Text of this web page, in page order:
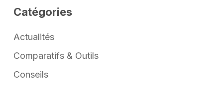
Catégories
Actualités
Comparatifs & Outils
Conseils